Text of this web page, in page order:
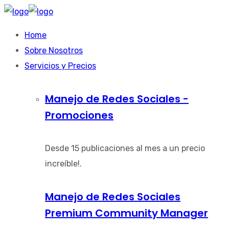
Home
Sobre Nosotros
Servicios y Precios
Manejo de Redes Sociales -
Promociones
Desde 15 publicaciones al mes a un precio
increíble!.
Manejo de Redes Sociales
Premium Community Manager